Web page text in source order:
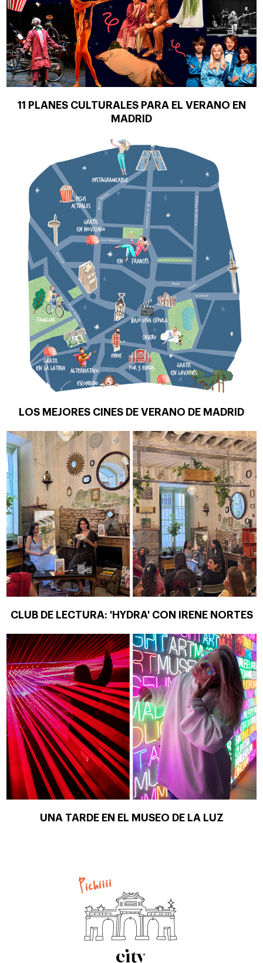
11 PLANES CULTURALES PARA EL VERANO EN
MADRID
LOS MEJORES CINES DE VERANO DE MADRID
CLUB DE LECTURA: 'HYDRA' CON IRENE NORTES
UNA TARDE EN EL MUSEO DE LA LUZ